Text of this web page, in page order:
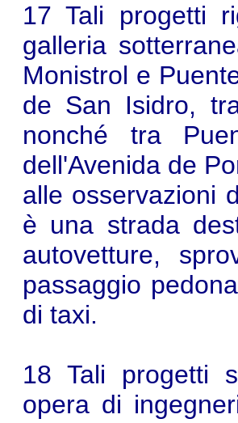
17 Tali progetti
galleria
Monistrol e
de San Isidro,
nonché tra
dell'Avenida de
alle osservazioni
è una strada
autovetture,
passaggio
di taxi.
18 Tali progetti
opera di